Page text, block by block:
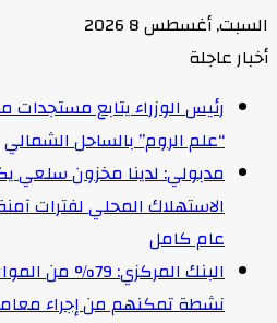
السبت, أغسطس 8 2026
أخبار عاجلة
رئيس الوزراء يتابع
“علم الروم” بالساحل الشمالي
مدبولي: لدينا مخزون سلعي
الاستهلاك المحلي لفترات
عام كامل
البنك المركزي:
نشطة تمكنهم من إجراء